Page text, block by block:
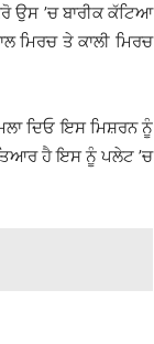
ਉਸ ’ਚ ਬਾਰੀਕ ਕੱਟਿਆ
ਮਿਰਚ ਤੇ ਕਾਲੀ ਮਿਰਚ
ਦਿਓ ਇਸ ਮਿਸ਼ਰਨ ਨੂੰ
ਹੈ ਇਸ ਨੂੰ ਪਲੇਟ ’ਚ